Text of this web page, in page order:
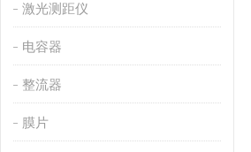
激光测距仪
电容器
整流器
膜片